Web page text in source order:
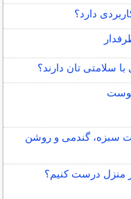
دارد؟
سلامتی تان دارند؟
سبزه، گندمی و روشن
منزل درست کنیم؟